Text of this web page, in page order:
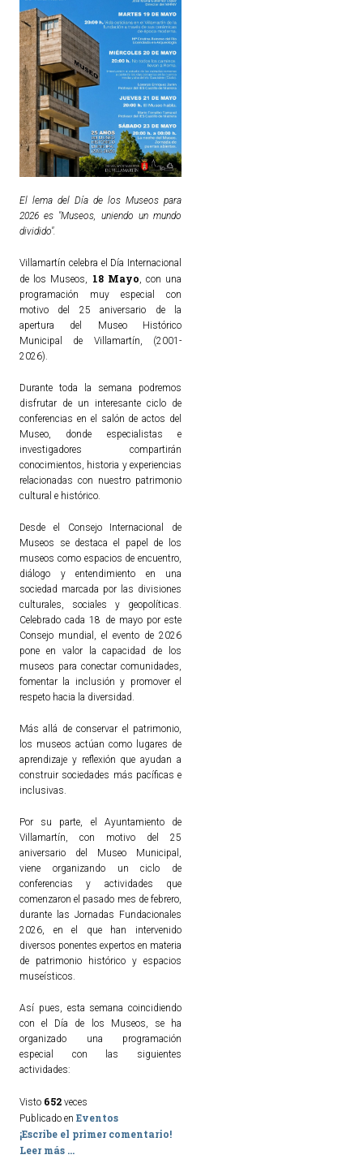
El lema del Día de los Museos para
2026 es "Museos, uniendo un mundo
dividido".
Villamartín celebra el Día Internacional
de los Museos,
18 Mayo , con una
programación muy especial con
motivo del 25 aniversario de la
apertura del Museo Histórico
Municipal de Villamartín, (2001-
2026).
Durante toda la semana podremos
disfrutar de un interesante ciclo de
conferencias en el salón de actos del
Museo, donde especialistas e
investigadores compartirán
conocimientos, historia y experiencias
relacionadas con nuestro patrimonio
cultural e histórico.
Desde el Consejo Internacional de
Museos se destaca el papel de los
museos como espacios de encuentro,
diálogo y entendimiento en una
sociedad marcada por las divisiones
culturales, sociales y geopolíticas.
Celebrado cada 18 de mayo por este
Consejo mundial, el evento de 2026
pone en valor la capacidad de los
museos para conectar comunidades,
fomentar la inclusión y promover el
respeto hacia la diversidad.
Más allá de conservar el patrimonio,
los museos actúan como lugares de
aprendizaje y reflexión que ayudan a
construir sociedades más pacíficas e
inclusivas.
Por su parte, el Ayuntamiento de
Villamartín, con motivo del 25
aniversario del Museo Municipal,
viene organizando un ciclo de
conferencias y actividades que
comenzaron el pasado mes de febrero,
durante las Jornadas Fundacionales
2026, en el que han intervenido
diversos ponentes expertos en materia
de patrimonio histórico y espacios
museísticos.
Así pues, esta semana coincidiendo
con el Día de los Museos, se ha
organizado una programación
especial con las siguientes
actividades:
Visto 652 veces
Publicado en Eventos
¡Escribe el primer comentario!
Leer más ...